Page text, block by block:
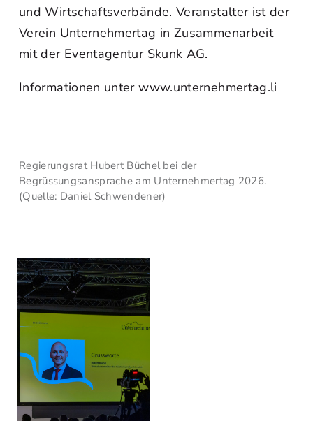
und Wirtschaftsverbände. Veranstalter ist der
Verein Unternehmertag in Zusammenarbeit
mit der Eventagentur Skunk AG.
Informationen unter www.unternehmertag.li
Regierungsrat Hubert Büchel bei der
Begrüssungsansprache am Unternehmertag 2026.
(Quelle: Daniel Schwendener)